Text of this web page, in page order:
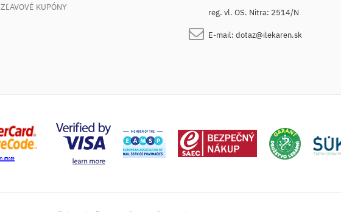
ZĽAVOVÉ KUPÓNY
reg. vl. OS. Nitra: 2514/N
E-mail: dotaz@ilekaren.sk